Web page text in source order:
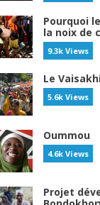
Pourquoi
la noix de
9.3k Views
Le
5.6k Views
Oummou
4.6k Views
Projet